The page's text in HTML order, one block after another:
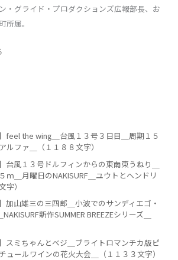
・グライド・プロダクションズ広報部長、お
所属。
feel the wing＿台風１３号３日目＿周期１５
ルファ＿（１１８８文字）
台風１３号ドルフィンからの東南東うねり＿
ｍ＿月曜日のNAKISURF＿ユウトとヘンドリ
字）
加山雄三の三四郎＿小波でのサンディエゴ・
新作SUMMER BREEZEシリーズ＿
スミちゃんとベジ＿ブライトロマンチカ版ピ
ュールワインの花火大会＿（１１３３文字）